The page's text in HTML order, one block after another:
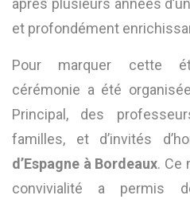
et profondément
Pour marquer cette
cérémonie a été
Principal, des
familles, et d’invités
d’Espagne à Bordeaux. Ce
convivialité a permis